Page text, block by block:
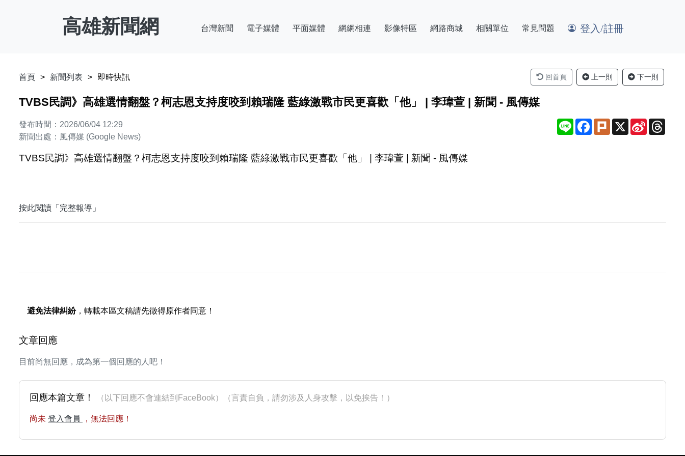
高雄新聞網 台灣新聞 電子媒體 平面媒體 網網相連 影像特區 網路商城 相關單位 常見問題 登入/註冊
首頁 新聞列表 即時快訊 回首頁 上一則 下一則
TVBS民調》高雄選情翻盤？柯志恩支持度咬到賴瑞隆 藍綠激戰市民更喜歡「他」 | 李瑋萱 | 新聞 - 風傳媒
發布時間：2026/06/04 12:29
新聞出處：風傳媒 (Google News)
Line Facebook
Plurk X
Sina
Weibo
TVBS民調》高雄選情翻盤？柯志恩支持度咬到賴瑞隆 藍綠激戰市民更喜歡「他」 | 李瑋萱 | 新聞 - 風傳媒
按此閱讀「完整報導」
避免法律糾紛，轉載本區文稿請先徵得原作者同意！
文章回應
目前尚無回應，成為第一個回應的人吧！
回應本篇文章！ （以下回應不會連結到FaceBook）（言責自負，請勿涉及人身攻擊，以免挨告！）
尚未 登入會員 ，無法回應！